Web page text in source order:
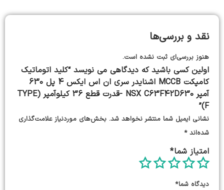
نقد و بررسی‌ها
هنوز بررسی‌ای ثبت نشده است.
اولین کسی باشید که دیدگاهی می نویسد “کلید اتوماتیک
کامپکت MCCB اشنایدر سری ان اس ایکس 4 پل 630
آمپر NSX C63F42D630 -قدرت قطع 36 کیلوآمپر (TYPE
F)”
نشانی ایمیل شما منتشر نخواهد شد. بخش‌های موردنیاز علامت‌گذاری
شده‌اند*
امتیاز شما*
دیدگاه شما*